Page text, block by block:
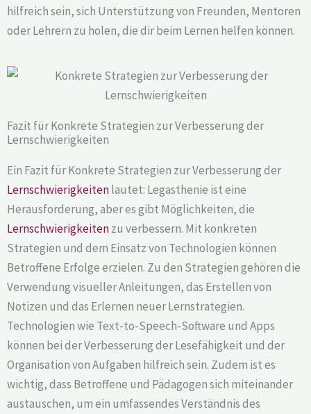
hilfreich sein, sich Unterstützung von Freunden, Mentoren
oder Lehrern zu holen, die dir beim Lernen helfen können.
Fazit für Konkrete Strategien zur Verbesserung der
Lernschwierigkeiten
Ein Fazit für Konkrete Strategien zur Verbesserung der
Lernschwierigkeitenlautet: Legasthenie ist eine
Herausforderung, aber es gibt Möglichkeiten, die
Lernschwierigkeitenzu verbessern. Mit konkreten
Strategien und dem Einsatz von Technologien können
Betroffene Erfolge erzielen. Zu den Strategien gehören die
Verwendung visueller Anleitungen, das Erstellen von
Notizen und das Erlernen neuer Lernstrategien.
Technologien wie Text-to-Speech-Software und Apps
können bei der Verbesserung der Lesefähigkeit und der
Organisation von Aufgaben hilfreich sein. Zudem ist es
wichtig, dass Betroffene und Pädagogen sich miteinander
austauschen, um ein umfassendes Verständnis des